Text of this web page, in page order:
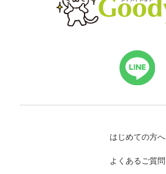
はじめての方へ
よくあるご質問